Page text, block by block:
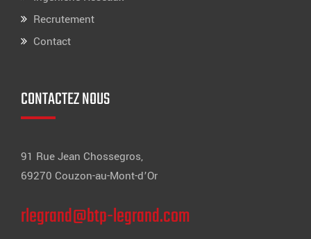
Recrutement
Contact
CONTACTEZ NOUS
91 Rue Jean Chossegros,
69270 Couzon-au-Mont-d’Or
rlegrand@btp-legrand.com